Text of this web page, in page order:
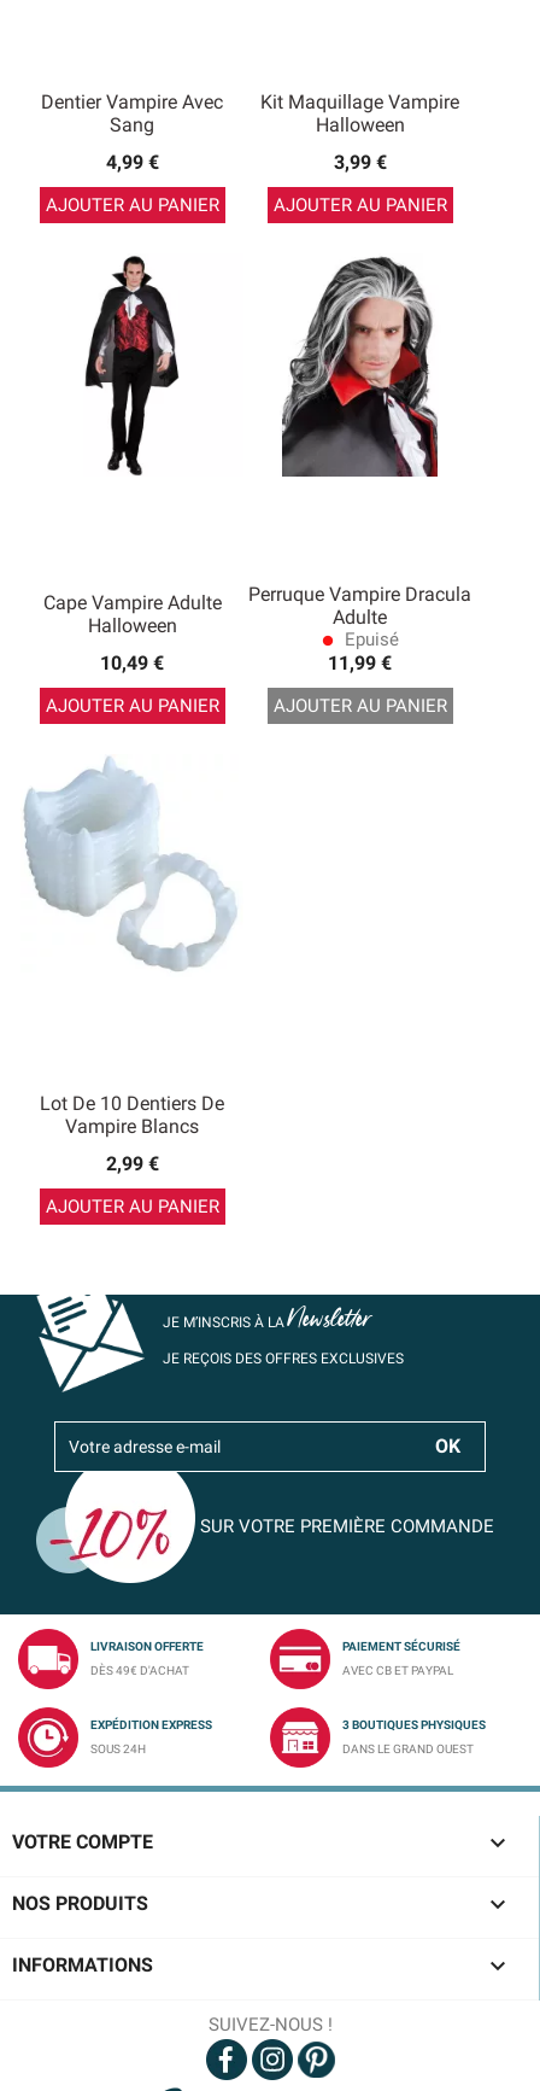
Dentier Vampire Avec
Sang
4,99 €
AJOUTER AU PANIER
Kit Maquillage Vampire
Halloween
3,99 €
AJOUTER AU PANIER
Cape Vampire Adulte
Halloween
10,49 €
AJOUTER AU PANIER
Perruque Vampire Dracula
Adulte
lens Epuisé
11,99 €
AJOUTER AU PANIER
Lot De 10 Dentiers De
Vampire Blancs
2,99 €
AJOUTER AU PANIER
JE M’INSCRIS À LANewsletter
JE REÇOIS DES OFFRES EXCLUSIVES
SUR VOTRE PREMIÈRE COMMANDE
LIVRAISON OFFERTE
DÈS 49€ D'ACHAT
PAIEMENT SÉCURISÉ
AVEC CB ET PAYPAL
EXPÉDITION EXPRESS
SOUS 24H
3 BOUTIQUES PHYSIQUES
DANS LE GRAND OUEST
VOTRE COMPTE 
NOS PRODUITS 
INFORMATIONS 
SUIVEZ-NOUS !